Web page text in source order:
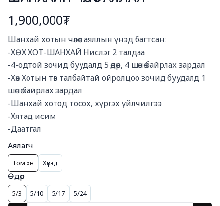
1,900,000₮
Шанхай хотын чөлөөт аяллын үнэд багтсан:
-ХӨХ ХОТ-ШАНХАЙ Нислэг 2 талдаа
-4-одтой зочид буудалд 5 өдөр, 4 шөнө байрлах зардал
-Хөх Хотын төв талбайтай ойролцоо зочид буудалд 1
шөнө байрлах зардал
-Шанхай хотод тосох, хүргэх үйлчилгээ
-Хятад исим
-Даатгал
Аялагч
Том хүн Хүүхэд
Өдөр
5/3 5/10 5/17 5/24